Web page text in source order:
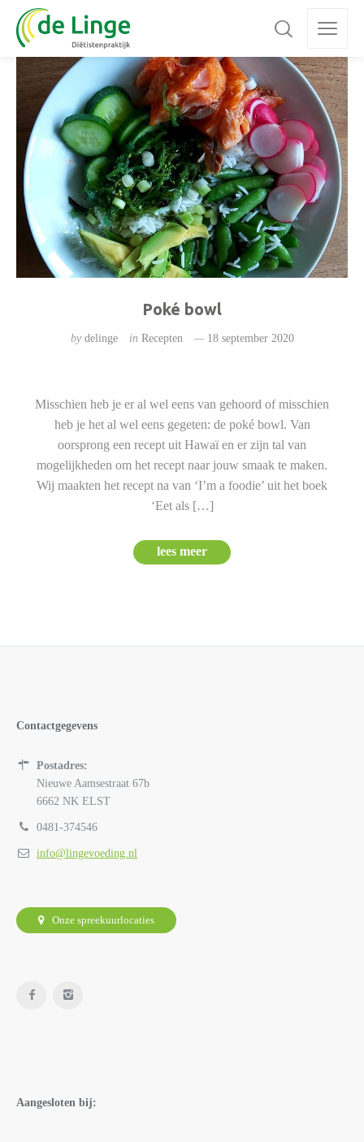
Poké bowl
by delinge in Recepten 18 september 2020
Misschien heb je er al wel eens van gehoord of misschien
heb je het al wel eens gegeten: de poké bowl. Van
oorsprong een recept uit Hawaï en er zijn tal van
mogelijkheden om het recept naar jouw smaak te maken.
Wij maakten het recept na van ‘I’m a foodie’ uit het boek
‘Eet als […]
lees meer
Contactgegevens
Postadres:
Nieuwe Aamsestraat 67b
6662 NK ELST
0481-374546
info@lingevoeding.nl
Onze spreekuurlocaties
Aangesloten bij: